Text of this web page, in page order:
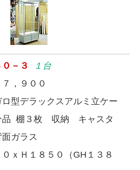
－３
１台
，９００
型デラックスアルミ立ケー
品 棚３枚 収納 キャスタ
ガラス
ｘＨ１８５０（GH１３８